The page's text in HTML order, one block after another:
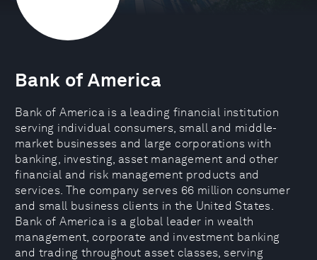
Bank of America
Bank of America is a leading financial institution
serving individual consumers, small and middle-
market businesses and large corporations with
banking, investing, asset management and other
financial and risk management products and
services. The company serves 66 million consumer
and small business clients in the United States.
Bank of America is a global leader in wealth
management, corporate and investment banking
and trading throughout asset classes, serving